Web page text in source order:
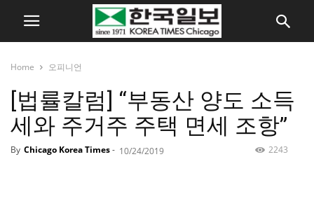
Home 오피니언
[법률칼럼] “부동산 양도 소득
세와 주거주 주택 면세 조항”
By Chicago Korea Times- 10/24/2019 2243